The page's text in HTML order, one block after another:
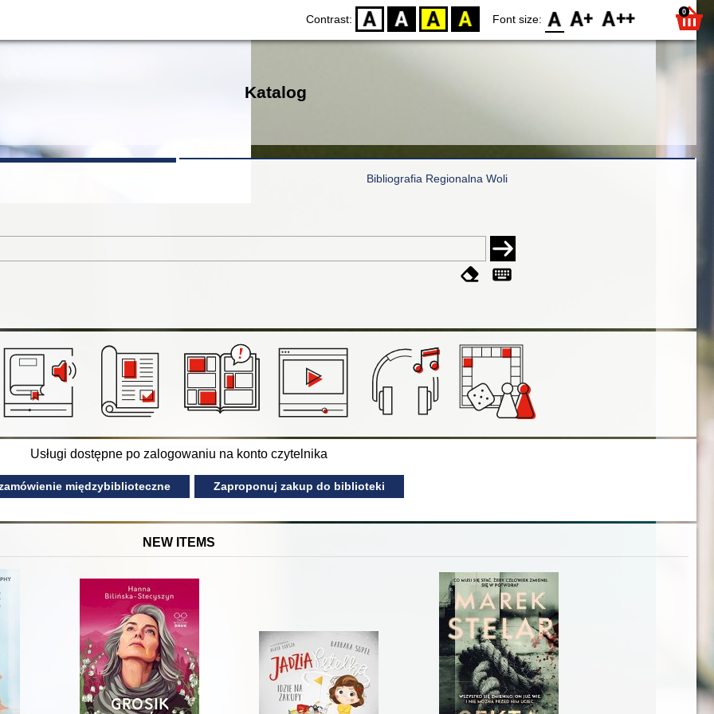
Contrast: D BW YB BY Font size: F0 F1 F2 0
Katalog
Bibliografia Regionalna Woli
Usługi dostępne po zalogowaniu na konto czytelnika
międzybiblioteczne Zaproponuj zakup do biblioteki
NEW ITEMS